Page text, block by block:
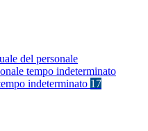
del personale
tempo indeterminato
indeterminato 17